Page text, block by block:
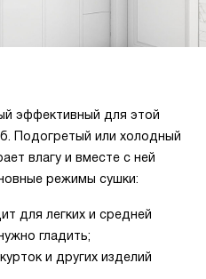
эффективный для этой
Подогретый или холодный
влагу и вместе с ней
режимы сушки:
для легких и средней
гладить;
и других изделий